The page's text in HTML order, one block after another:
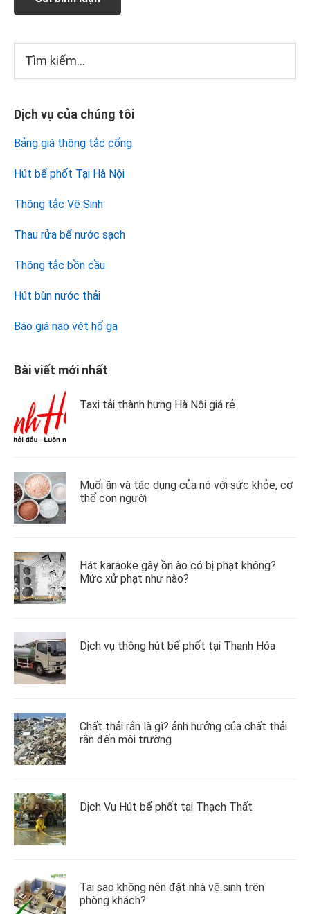
Sidebar
chính
kiếm...
Dịch vụ của chúng tôi
Bảng giá thông tắc cống
Hút bể phốt Tại Hà Nội
Thông tắc Vệ Sinh
Thau rửa bể nước sạch
Thông tắc bồn cầu
Hút bùn nước thải
Báo giá nạo vét hố ga
Bài viết mới nhất
Taxi tải thành hưng Hà Nội giá rẻ
Muối ăn và tác dụng của nó với sức khỏe, cơ
thể con người
Hát karaoke gây ồn ào có bị phạt không?
Mức xử phạt như nào?
Dịch vụ thông hút bể phốt tại Thanh Hóa
Chất thải rắn là gì? ảnh hưởng của chất thải
rắn đến môi trường
Dịch Vụ Hút bể phốt tại Thạch Thất
Tại sao không nên đặt nhà vệ sinh trên
phòng khách?